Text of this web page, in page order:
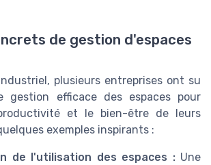
de gestion d'espaces
plusieurs entreprises ont su
gestion efficace des espaces pour
et le bien-être de leurs
exemples inspirants :
de l'utilisation des espaces :Une